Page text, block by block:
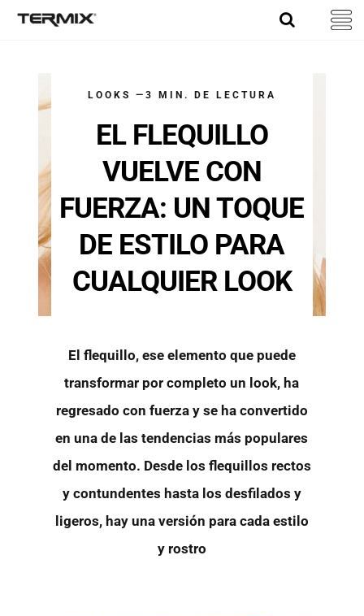
Skip
LOOKS —3 MIN. DE LECTURA
EL FLEQUILLO
VUELVE CON
FUERZA: UN TOQUE
DE ESTILO PARA
CUALQUIER LOOK
El flequillo, ese elemento que puede
transformar por completo un look, ha
regresado con fuerza y se ha convertido
en una de las tendencias más populares
del momento. Desde los flequillos rectos
y contundentes hasta los desfilados y
ligeros, hay una versión para cada estilo
y rostro